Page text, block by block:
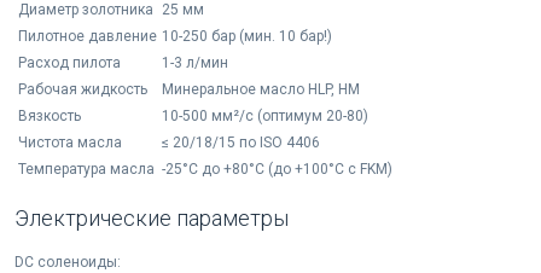
Диаметр золотника
25 мм
Пилотное давление 10-250 бар (мин. 10 бар!)
Расход пилота
1-3 л/мин
Рабочая жидкость
Минеральное масло HLP, HM
Вязкость
10-500 мм²/с (оптимум 20-80)
Чистота масла
≤ 20/18/15 по ISO 4406
Температура масла -25°C до +80°C (до +100°C с FKM)
Электрические параметры
DC соленоиды: